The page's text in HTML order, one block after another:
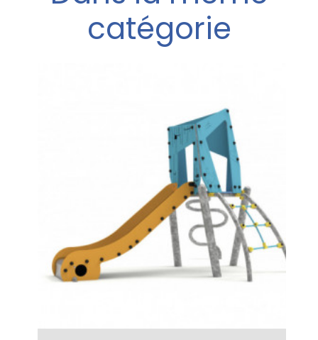
catégorie